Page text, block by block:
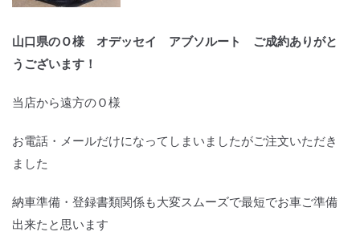
山口県のＯ様 オデッセイ アブソルート ご成約ありがと
うございます！
当店から遠方のＯ様
お電話・メールだけになってしまいましたがご注文いただき
ました
納車準備・登録書類関係も大変スムーズで最短でお車ご準備
出来たと思います